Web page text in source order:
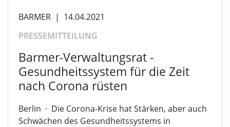
BARMER | 14.04.2021
PRESSEMITTEILUNG
Barmer-Verwaltungsrat -
Gesundheitssystem für die Zeit
nach Corona rüsten
Berlin · Die Corona-Krise hat Stärken, aber auch
Schwächen des Gesundheitssystems in